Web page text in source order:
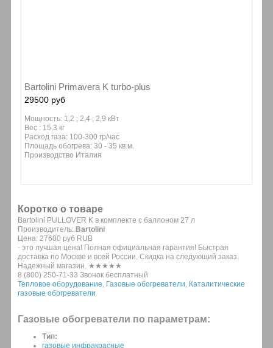
Bartolini Primavera K turbo-plus
29500 руб
Мощность: 1,2 ; 2,4 ; 2,9 кВт
Вес : 15,3 кг
Расход газа: 100-300 гр/час
Площадь обогрева: 30 - 35 кв.м.
Производство Италия
Коротко о товаре
Bartolini PULLOVER K в комплекте с баллоном 27 л
Производитель: Bartolini
Цена: 27600 руб RUB
- это лучшая цена! Полная официальная гарантия! Быстрая
доставка по Москве и всей России. Скидка на следующий заказ.
Надежный магазин. ★★★★★
8 (800) 250-71-33 Звонок бесплатный
Тепловое оборудование Газовые обогреватели Каталитические
газовые обогреватели
Газовые обогреватели по параметрам:
Тип:
газовые инфракрасные